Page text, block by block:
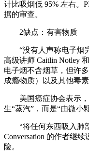
计比吸烟低 95% 左右。
据的审查。
2缺点：有害物质
“没有人声称电子烟
高级讲师 Caitlin Notley 和
电子烟不含烟草，但许
成瘾物质）以及其他毒素
美国癌症协会表示
生“蒸汽”，而是“由微小
“将任何东西吸入肺
Conversation 的作者继
险。